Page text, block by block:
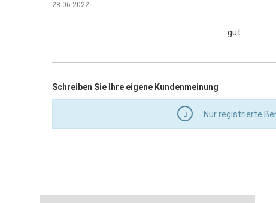
28.06.2022
gut
Schreiben Sie Ihre eigene Kundenmeinung
Nur registrierte